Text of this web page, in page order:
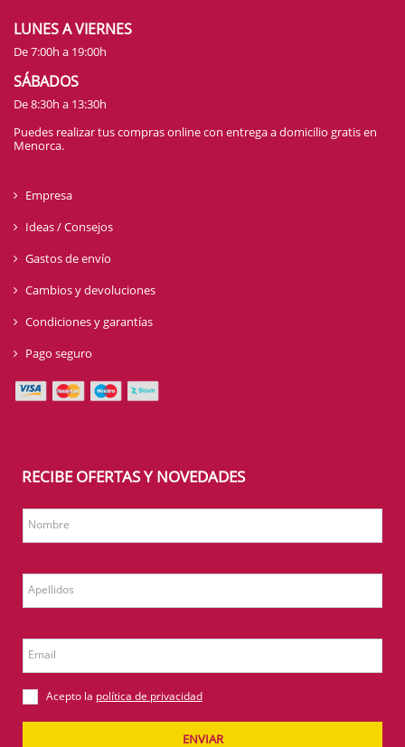
LUNES A VIERNES
De 7:00h a 19:00h
SÁBADOS
De 8:30h a 13:30h
Puedes realizar tus compras online con entrega a domicilio gratis en
Menorca.
Empresa
Ideas / Consejos
Gastos de envío
Cambios y devoluciones
Condiciones y garantías
Pago seguro
RECIBE OFERTAS Y NOVEDADES
Nombre
Apellidos
Email
Acepto la política de privacidad
ENVIAR